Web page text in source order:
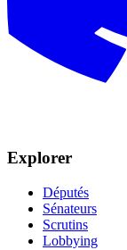
Explorer
Députés
Sénateurs
Scrutins
Lobbying